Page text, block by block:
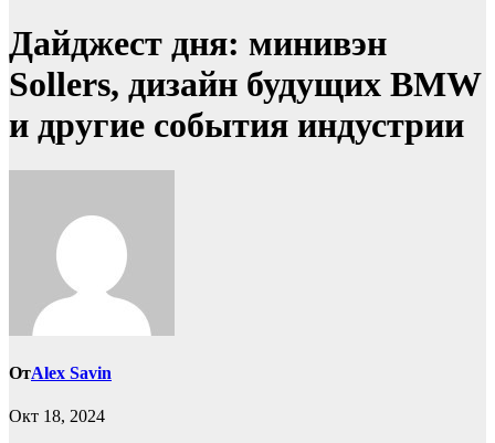
Дайджест дня: минивэн
Sollers, дизайн будущих BMW
и другие события индустрии
ОтAlex Savin
Окт 18, 2024